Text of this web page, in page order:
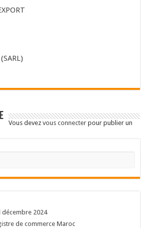
Vous devezvous connecter pour publier un
2024
de commerce Maroc